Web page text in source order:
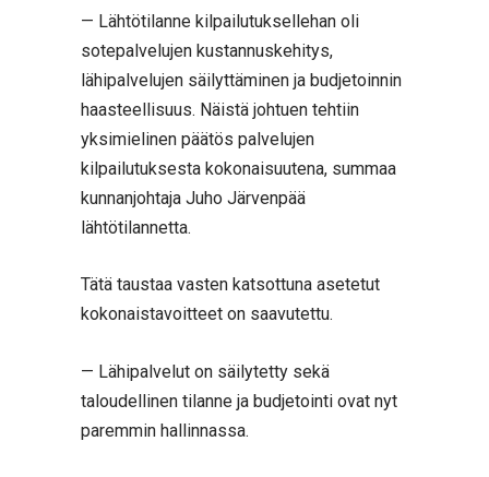
— Lähtötilanne kilpailutuksellehan oli
sotepalvelujen kustannuskehitys,
lähipalvelujen säilyttäminen ja budjetoinnin
haasteellisuus. Näistä johtuen tehtiin
yksimielinen päätös palvelujen
kilpailutuksesta kokonaisuutena, summaa
kunnanjohtaja Juho Järvenpää
lähtötilannetta.
Tätä taustaa vasten katsottuna asetetut
kokonaistavoitteet on saavutettu.
— Lähipalvelut on säilytetty sekä
taloudellinen tilanne ja budjetointi ovat nyt
paremmin hallinnassa.